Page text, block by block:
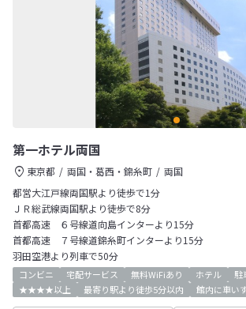
第一ホテル両国
東京都 両国・葛西・錦糸町
両国
都営大江戸線両国駅より徒歩で1分
ＪＲ総武線両国駅より徒歩で8分
首都高速 ６号線道向島インターより15分
首都高速 ７号線道錦糸町インターより15分
羽田空港より列車で50分
コンビニ 宅配サービス 無料WiFiあり ホテル 駐
★★★★以上
最寄り駅より徒歩5分以内 館内に車い